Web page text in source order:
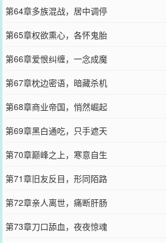
第64章多族混战，居中调停
第65章权欲熏心，各怀鬼胎
第66章爱恨纠缠，一念成魔
第67章枕边密语，暗藏杀机
第68章商业帝国，悄然崛起
第69章黑白通吃，只手遮天
第70章巅峰之上，寒意自生
第71章旧友反目，形同陌路
第72章亲人离世，痛断肝肠
第73章刀口舔血，夜夜惊魂